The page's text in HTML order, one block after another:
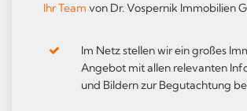
Ihr Team von Dr. Vospernik Immobilien
Im Netz stellen wir ein großes
Angebot mit allen relevanten
und Bildern zur Begutachtung